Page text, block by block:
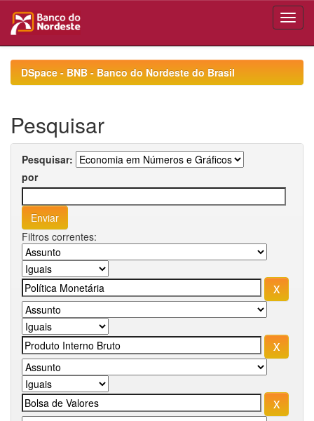
navigationDSpace - BNB - Banco do Nordeste do Brasil
Pesquisar
Pesquisar:
por
Filtros correntes: